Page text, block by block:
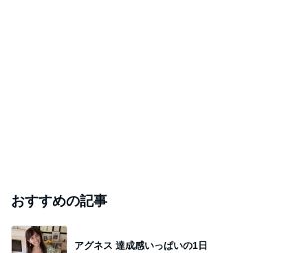
おすすめの記事
アグネス 達成感いっぱいの1日